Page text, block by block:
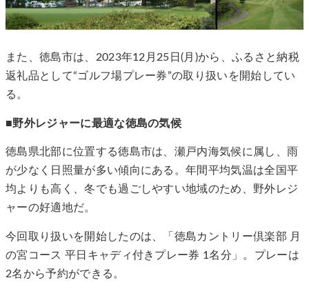
また、徳島市は、2023年12月25日(月)から、ふるさと納税
返礼品として“ゴルフ場プレー券”の取り扱いを開始してい
る。
■野外レジャーに最適な徳島の気候
徳島県北部に位置する徳島市は、瀬戸内海気候に属し、雨
が少なく日照量が多い傾向にある。年間平均気温は全国平
均よりも高く、冬でも過ごしやすい地域のため、野外レジ
ャーの好適地だ。
今回取り扱いを開始したのは、「徳島カントリー倶楽部 月
の宮コース 平日キャディ付きプレー券 1名分」。プレーは
2名から予約ができる。